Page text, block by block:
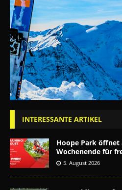
INTERESSANTE ARTIKEL
Hoope Park öffnet
Wochenende für
5. August 2026